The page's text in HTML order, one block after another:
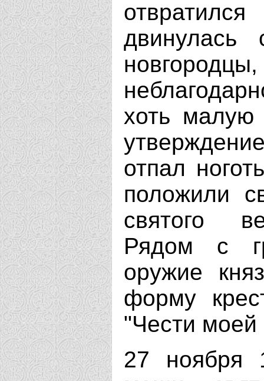
двинулась
хоть малую
отпал
положили
святого
Рядом с
оружие
форму
"Чести моей
27 ноября